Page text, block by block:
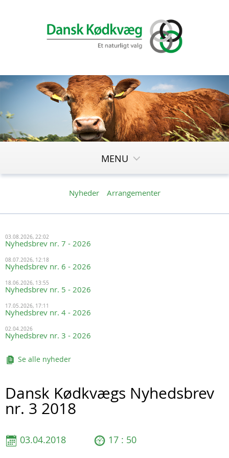
MENU
Nyheder Arrangementer
03.08.2026, 22:02
Nyhedsbrev nr. 7 - 2026
08.07.2026, 12:18
Nyhedsbrev nr. 6 - 2026
18.06.2026, 13:55
Nyhedsbrev nr. 5 - 2026
17.05.2026, 17:11
Nyhedsbrev nr. 4 - 2026
02.04.2026
Nyhedsbrev nr. 3 - 2026
Se alle nyheder
Dansk Kødkvægs Nyhedsbrev
nr. 3 2018
03.04.2018 17 : 50